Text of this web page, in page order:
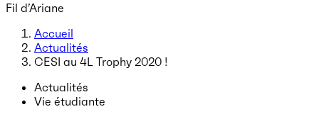
Fil d’Ariane
Accueil
Actualités
CESI au 4L Trophy 2020 !
Actualités
Vie étudiante